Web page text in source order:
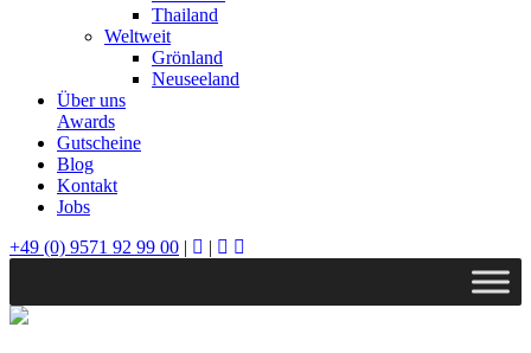
Thailand
Weltweit
Grönland
Neuseeland
Über uns
Awards
Gutscheine
Blog
Kontakt
Jobs
+49 (0) 9571 92 99 00 | |